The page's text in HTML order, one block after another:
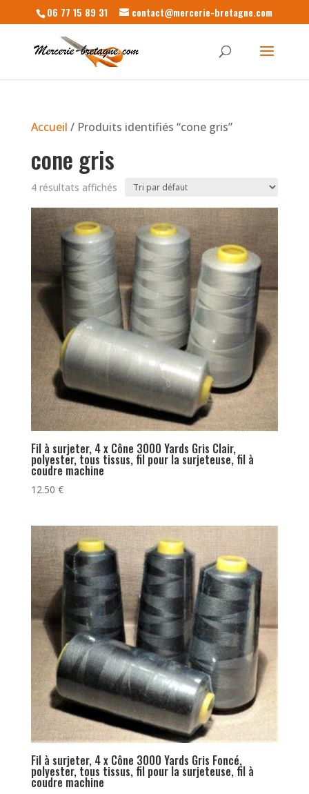
06 77 15 89 31 contact@mercerie-bretagne.com
Accueil / Produits identifiés “cone gris”
cone gris
4 résultats affichés
Fil à surjeter, 4 x Cône 3000 Yards Gris Clair,
polyester, tous tissus, fil pour la surjeteuse, fil à
coudre machine
12.50 €
Fil à surjeter, 4 x Cône 3000 Yards Gris Foncé,
polyester, tous tissus, fil pour la surjeteuse, fil à
coudre machine